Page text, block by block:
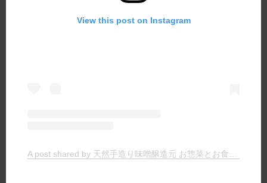
View this post on Instagram